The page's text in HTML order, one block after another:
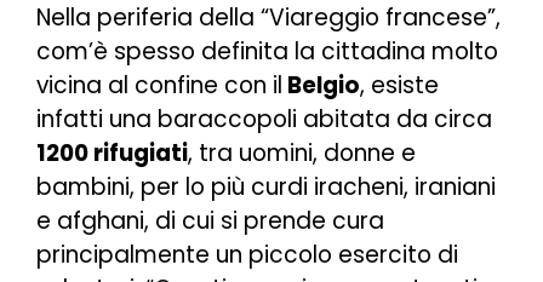
Nella periferia della “Viareggio francese”,
com’è spesso definita la cittadina molto
vicina al confine con il Belgio, esiste
infatti una baraccopoli abitata da circa
1200 rifugiati, tra uomini, donne e
bambini, per lo più curdi iracheni, iraniani
e afghani, di cui si prende cura
principalmente un piccolo esercito di